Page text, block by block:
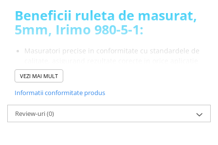
Convertoare de Tensiune
Banda Izolatoare
Panouri Fotovoltaice
Intrerupatoare Smart
Prize Inteligente
Module Smart Home
Camere Supraveghere
Beneficii ruleta de masurat,
5mm, Irimo 980-5-1:
Masuratori precise in conformitate cu standardele de
Durabilitate sporita si rezistenta la uzura deoarece
lama este din otel de inalta calitate si este acoperita
cu nailon rezistent la abraziune
usoara datorita carcasei din ABS cu acoperire termo
cauciucata
VEZI MAI MULT
Informatii conformitate produs
Review-uri(0)